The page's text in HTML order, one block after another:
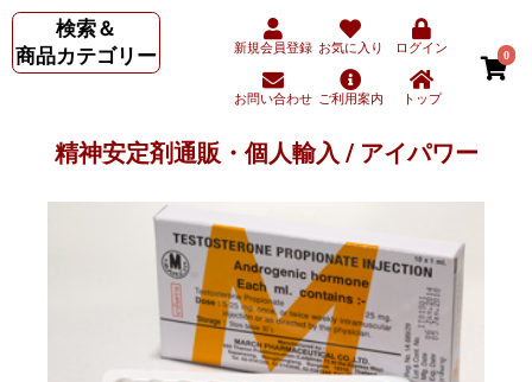
検索＆
商品カテゴリー
新規会員登録 お気に入り ログイン
お問い合わせ ご利用案内 トップ
0
精神安定剤通販・個人輸入 / アイパワー